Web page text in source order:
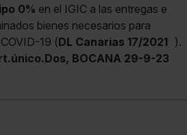
0% en el IGIC a las entregas e
bienes necesarios para
19 (DL Canarias 17/2021 ).
BOCANA 29-9-23